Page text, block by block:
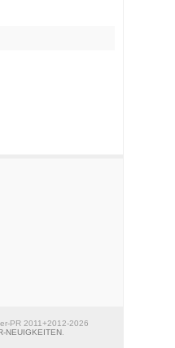
PR 2011+2012-2026
NEUIGKEITEN.